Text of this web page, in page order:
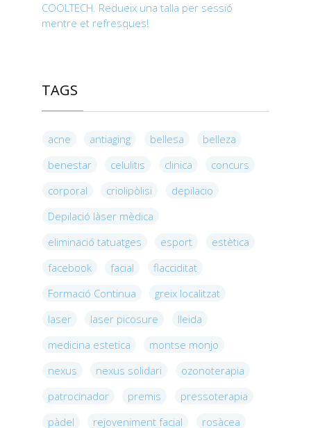
COOLTECH. Redueix una talla per sessió
mentre et refresques!
TAGS
acne antiaging bellesa
belleza
benestar
celulitis clinica
concurs
corporal
criolipòlisi
depilacio
Depilació làser mèdica
eliminació tatuatges
esport
estètica
facebook
facial
flacciditat
Formació Continua
greix localitzat
laser
laser picosure
lleida
medicina estetica
montse monjo
nexus
nexus solidari
ozonoterapia
patrocinador
premis
pressoterapia
pàdel
rejoveniment facial
rosàcea